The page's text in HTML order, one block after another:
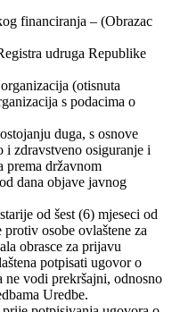
financiranja – (Obrazac
udruga Republike
(otisnuta
s podacima o
duga, s osnove
i zdravstveno osiguranje i
prema državnom
dana objave javnog
od šest (6) mjeseci od
osobe ovlaštene za
obrasce za prijavu
potpisati ugovor o
vodi prekršajni, odnosno
Uredbe.